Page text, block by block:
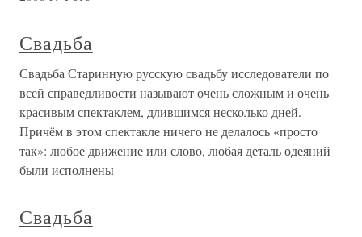
Свадьба
Свадьба Старинную русскую свадьбу исследователи по
всей справедливости называют очень сложным и очень
красивым спектаклем, длившимся несколько дней.
Причём в этом спектакле ничего не делалось «просто
так»: любое движение или слово, любая деталь одеяний
были исполнены
Свадьба